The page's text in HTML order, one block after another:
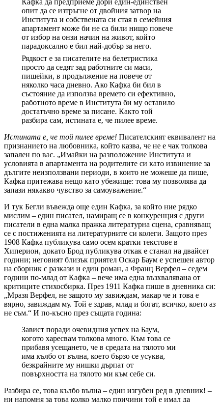
Кафка да предприеме дори един-единствен
опит да се изтръгне от двойния затвор на
Института и собствената си стая в семейния
апартамент може би не са били нищо повече
от избор на онзи начин на живот, който
парадоксално е бил най-добър за него.
Рядкост е за писателите на белетристика
просто да седят зад работните си маси,
пишейки, в продължение на повече от
няколко часа дневно. Ако Кафка би бил в
състояние да използва времето си ефективно,
работното време в Института би му оставило
достатъчно време за писане. Както той
разбира сам, истината е, че пилее време.
Истината е, че той пилее време! Писателският еквивалент на
признанието на любовника, който казва, че не е чак толкова
запален по вас. „Имайки на разположение Института и
условията в апартамента на родителите си като извинение за
дългите неизползвани периоди, в които не можеше да пише,
Кафка притежава нещо като убежище: това му позволява да
запази някакво чувство за самоуважение.“
И тук Бегли въвежда още един Кафка, за който ние рядко
мислим – един писател, намиращ се в конкуренция с други
писатели в една малка пражка литературна сцена, сравняващ
се с постиженията на литературните си колеги. Защото през
1908 Кафка публикува само осем кратки текстове в
Хиперион, докато Брод публикува откак е станал на двайсет
години; неговият близък приятел Оскар Баум е успешен автор
на сборник с разкази и един роман, а Франц Верфел – седем
години по-млад от Кафка – вече има една възхвалявана от
критиците стихосбирка. През 1911 Кафка пише в дневника си:
„Мразя Верфел, не защото му завиждам, макар че и това е
вярно, завиждам му. Той е здрав, млад и богат, всичко, което аз
не съм.“ И по-късно през същата година:
Завист поради очевидния успех на Баум,
когото харесвам толкова много. Към това се
прибавя усещането, че в средата на тялото ми
има кълбо от вълна, което бързо се усуква,
безкрайните му нишки дърпат от
повърхността на тялото ми към себе си.
Разбира се, това кълбо вълна – един изгубен ред в дневник! –
ни напомня за това колко малко причини той е имал да